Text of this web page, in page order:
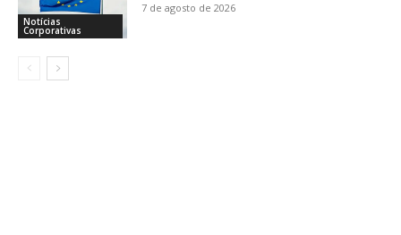
Notícias
Corporativas
7 de agosto de 2026